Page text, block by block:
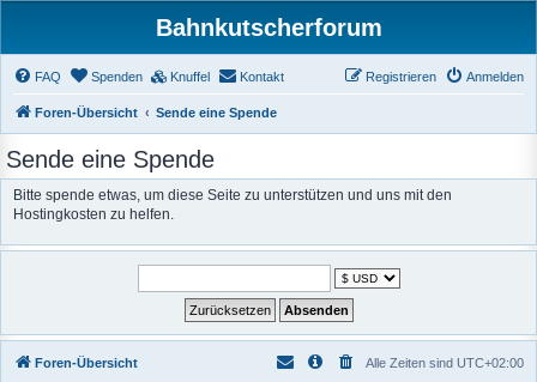
Bahnkutscherforum
FAQ Spenden Knuffel Kontakt Anmelden
Registrieren
Foren-Übersicht Sende eine Spende
Sende eine Spende
Bitte spende etwas, um diese Seite zu unterstützen und uns mit den
Hostingkosten zu helfen.
Foren-Übersicht Alle Zeiten sind UTC+02:00